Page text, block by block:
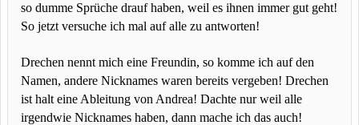
so dumme Sprüche drauf haben, weil es ihnen immer gut geht!
So jetzt versuche ich mal auf alle zu antworten!
Drechen nennt mich eine Freundin, so komme ich auf den
Namen, andere Nicknames waren bereits vergeben! Drechen
ist halt eine Ableitung von Andrea! Dachte nur weil alle
irgendwie Nicknames haben, dann mache ich das auch!